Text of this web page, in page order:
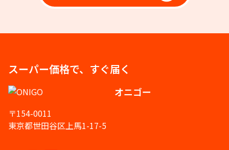
スーパー価格で、すぐ届く
オニゴー
〒154-0011
東京都世田谷区上馬1-17-5